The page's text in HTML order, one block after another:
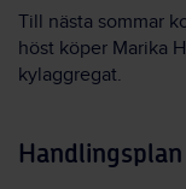
Till nästa sommar
höst köper Marika
kylaggregat.